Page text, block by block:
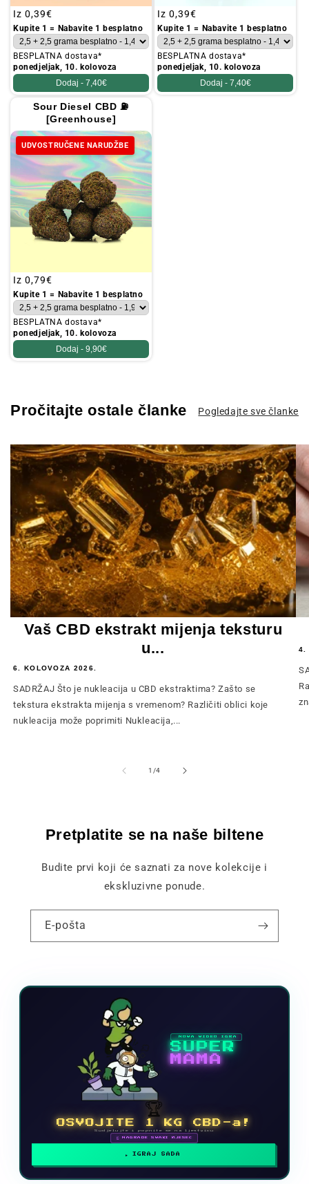
Redovna
cijena
Iz 0,39€
Kupite 1 = Nabavite 1 besplatno
BESPLATNA dostava*
ponedjeljak, 10. kolovoza
Dodaj - 7,40€
Redovna
cijena
Iz 0,39€
Kupite 1 = Nabavite 1 besplatno
BESPLATNA dostava*
ponedjeljak, 10. kolovoza
Dodaj - 7,40€
Sour Diesel CBD ⛽
[Greenhouse]
UDVOSTRUČENE NARUDŽBE
Redovna
cijena
Iz 0,79€
Kupite 1 = Nabavite 1 besplatno
BESPLATNA dostava*
ponedjeljak, 10. kolovoza
Dodaj - 9,90€
Pročitajte ostale članke Pogledajte sve članke
Vaš CBD ekstrakt mijenja teksturu
u...
6. KOLOVOZA 2026.
SADRŽAJ Što je nukleacija u CBD ekstraktima? Zašto se
tekstura ekstrakta mijenja s vremenom? Različiti oblici koje
nukleacija može poprimiti Nukleacija,...
4.
1 /od
4
Pretplatite se na naše biltene
Budite prvi koji će saznati za nove kolekcije i
ekskluzivne ponude.
E-pošta
NOVA VIDEO IGRA
SUPER
MAMA
🏆
OSVOJITE 1 KG CBD-a!
Sudjelujte i popnite se na ljestvicu
🗓 NAGRADE SVAKI MJESEC
IGRAJ SADA